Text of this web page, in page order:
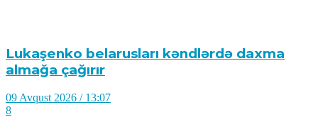
Lukaşenko belarusları kəndlərdə daxma
almağa çağırır
09 Avqust 2026 / 13:07
8